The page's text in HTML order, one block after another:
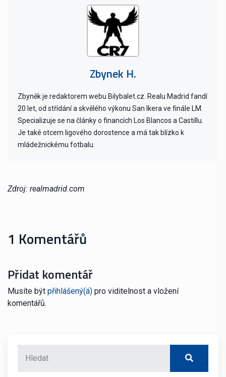
Zbynek H.
Zbyněk je redaktorem webu Bilybalet.cz. Realu Madrid fandí
20 let, od střídání a skvělého výkonu San Ikera ve finále LM.
Specializuje se na články o financích Los Blancos a Castillu.
Je také otcem ligového dorostence a má tak blízko k
mládežnickému fotbalu.
Zdroj: realmadrid.com
1 Komentářů
Přidat komentář
Musíte být přihlášený(á) pro viditelnost a vložení
komentářů.